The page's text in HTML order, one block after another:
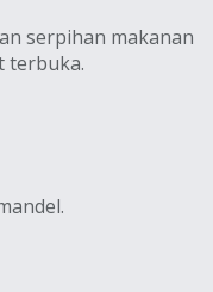
serpihan makanan
terbuka.